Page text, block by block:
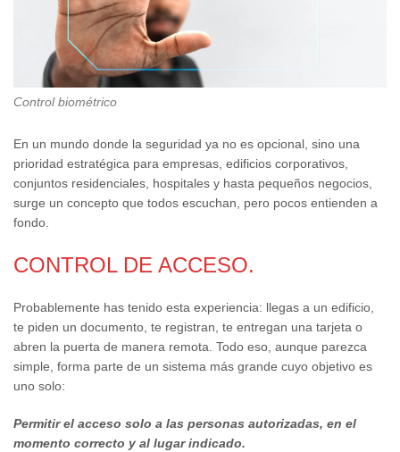
Control biométrico
En un mundo donde la seguridad ya no es opcional, sino una
prioridad estratégica para empresas, edificios corporativos,
conjuntos residenciales, hospitales y hasta pequeños negocios,
surge un concepto que todos escuchan, pero pocos entienden a
fondo.
CONTROL DE ACCESO.
Probablemente has tenido esta experiencia: llegas a un edificio,
te piden un documento, te registran, te entregan una tarjeta o
abren la puerta de manera remota. Todo eso, aunque parezca
simple, forma parte de un sistema más grande cuyo objetivo es
uno solo:
Permitir el acceso solo a las personas autorizadas, en el
momento correcto y al lugar indicado.